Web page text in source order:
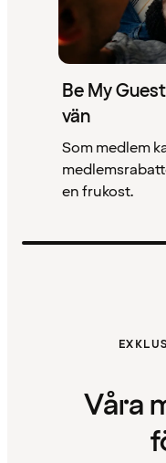
Be My
vän
Som medlem
en frukost.
Våra